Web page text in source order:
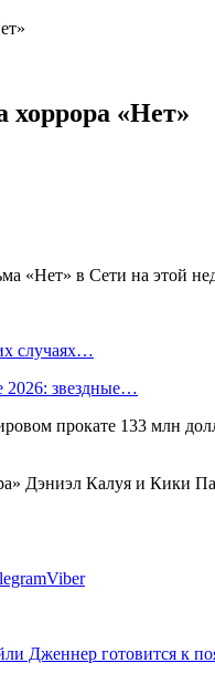
хоррора «Нет»
в Сети на этой
случаях…
2026: звездные…
прокате 133 млн
Дэниэл Калуя и Кики
Viber
Дженнер готовится к